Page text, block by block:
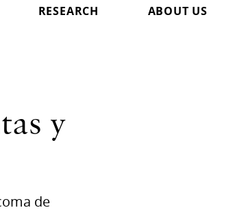
RESEARCH ABOUT US
y
de